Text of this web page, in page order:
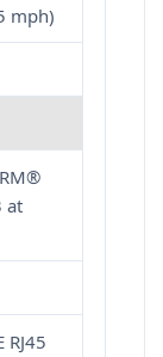
mph)
at
RJ45